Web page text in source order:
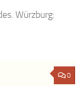
Würzburg:
0